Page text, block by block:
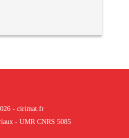
- cirimat.fr
- UMR CNRS 5085